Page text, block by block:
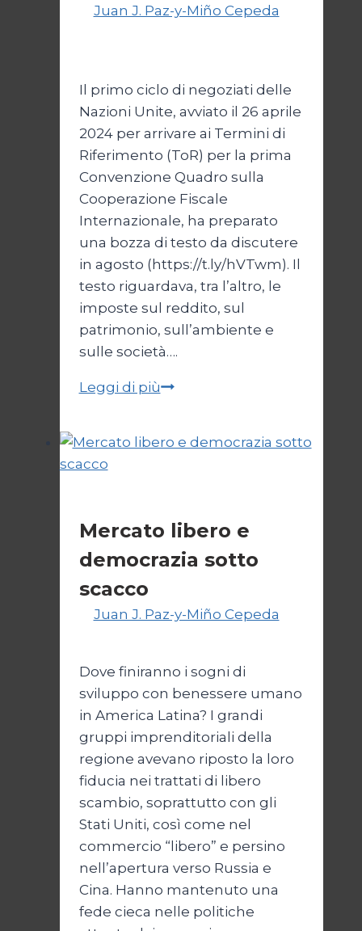
Juan J. Paz-y-Miño Cepeda
Il primo ciclo di negoziati delle
Nazioni Unite, avviato il 26 aprile
2024 per arrivare ai Termini di
Riferimento (ToR) per la prima
Convenzione Quadro sulla
Cooperazione Fiscale
Internazionale, ha preparato
una bozza di testo da discutere
in agosto (https://t.ly/hVTwm). Il
testo riguardava, tra l’altro, le
imposte sul reddito, sul
patrimonio, sull’ambiente e
sulle società….
Leggi di piùTassare
Mercato libero e
democrazia sotto
scacco
Juan J. Paz-y-Miño Cepeda
Dove finiranno i sogni di
sviluppo con benessere umano
in America Latina? I grandi
gruppi imprenditoriali della
regione avevano riposto la loro
fiducia nei trattati di libero
scambio, soprattutto con gli
Stati Uniti, così come nel
commercio “libero” e persino
nell’apertura verso Russia e
Cina. Hanno mantenuto una
fede cieca nelle politiche